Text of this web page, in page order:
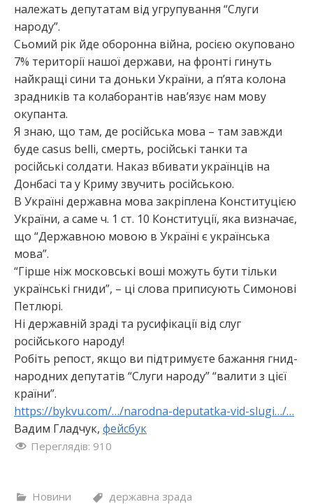
належать депутатам від угрупування “Слуги
народу”.
Сьомий рік йде оборонна війна, росією окуповано
7% території нашої держави, на фронті гинуть
найкращі сини та доньки України, а п’ята колона
зрадників та колаборантів нав’язує нам мову
окупанта.
Я знаю, що там, де російська мова – там завжди
буде casus belli, смерть, російські танки та
російські солдати. Наказ вбивати українців на
Донбасі та у Криму звучить російською.
В Україні державна мова закріплена Конституцією
України, а саме ч. 1 ст. 10 Конституції, яка визначає,
що “Державною мовою в Україні є українська
мова”.
“Гірше ніж московські воші можуть бути тільки
українські гниди”, – ці слова приписують Симонові
Петлюрі.
Ні державній зраді та русифікації від слуг
російського народу!
Робіть репост, якщо ви підтримуєте бажання гнид-
народних депутатів “Слуги народу” “валити з цієї
країни”.
https://bykvu.com/…/narodna-deputatka-vid-slugi…/…
Вадим Гладчук, фейсбук
Переглядів: 910
Новини державна зрада